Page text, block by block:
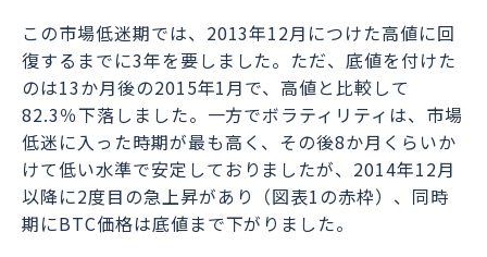
この市場低迷期では、2013年12月につけた高値に回
復するまでに3年を要しました。ただ、底値を付けた
のは13か月後の2015年1月で、高値と比較して
82.3％下落しました。一方でボラティリティは、市場
低迷に入った時期が最も高く、その後8か月くらいか
けて低い水準で安定しておりましたが、2014年12月
以降に2度目の急上昇があり（図表1の赤枠）、同時
期にBTC価格は底値まで下がりました。